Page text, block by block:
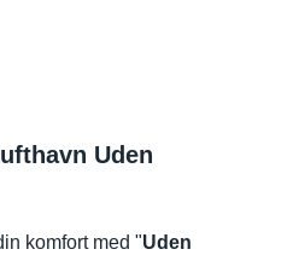
Uden
komfort med "Uden